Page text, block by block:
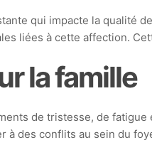
qui impacte la qualité
liées à cette affection.
la famille
de tristesse, de
des conflits au sein du